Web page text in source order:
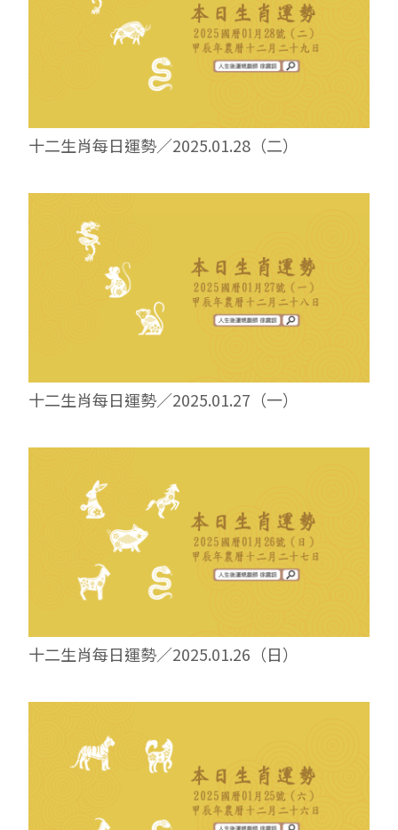
十二生肖每日運勢／2025.01.28（二）
十二生肖每日運勢／2025.01.27（一）
十二生肖每日運勢／2025.01.26（日）